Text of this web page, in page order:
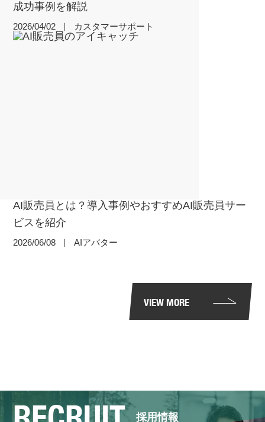
成功事例を解説
2026/04/02 カスタマーサポート
AI販売員とは？導入事例やおすすめAI販売員サー
ビスを紹介
2026/06/08 ｜AIアバター
VIEW MORE
採用情報